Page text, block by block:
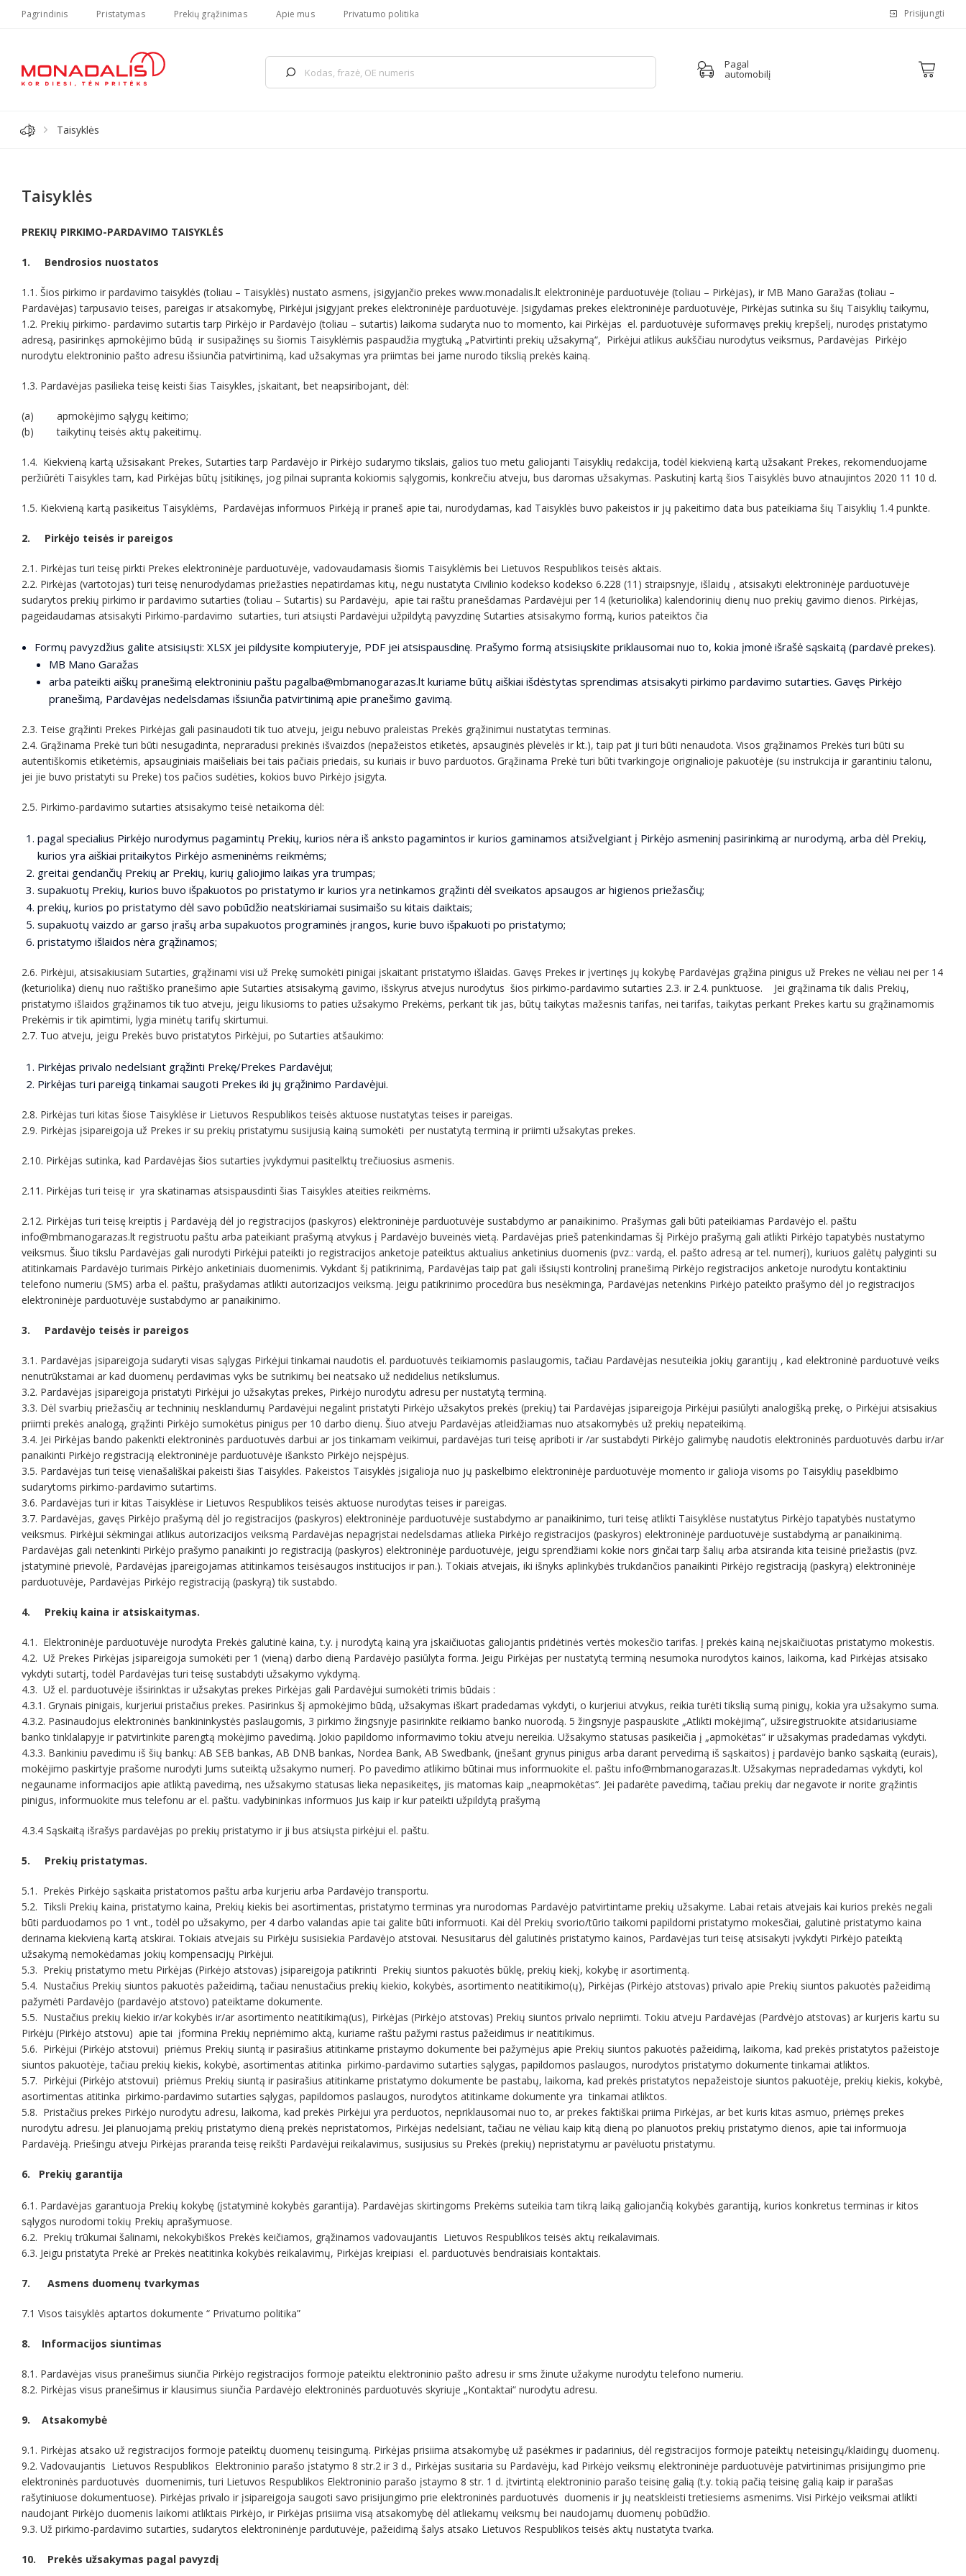
Pagrindinis Pristatymas Prekių grąžinimas Apie mus Privatumo politika Prisijungti
Pagal
automobilį
Taisyklės
Taisyklės
PREKIŲ PIRKIMO-PARDAVIMO TAISYKLĖS
1. Bendrosios nuostatos
1.1. Šios pirkimo ir pardavimo taisyklės (toliau – Taisyklės) nustato asmens, įsigyjančio prekes www.monadalis.lt elektroninėje parduotuvėje (toliau – Pirkėjas), ir MB Mano Garažas (toliau –
Pardavėjas) tarpusavio teises, pareigas ir atsakomybę, Pirkėjui įsigyjant prekes elektroninėje parduotuvėje. Įsigydamas prekes elektroninėje parduotuvėje, Pirkėjas sutinka su šių Taisyklių taikymu,
1.2. Prekių pirkimo- pardavimo sutartis tarp Pirkėjo ir Pardavėjo (toliau – sutartis) laikoma sudaryta nuo to momento, kai Pirkėjas el. parduotuvėje suformavęs prekių krepšelį, nurodęs pristatymo
adresą, pasirinkęs apmokėjimo būdą ir susipažinęs su šiomis Taisyklėmis paspaudžia mygtuką „Patvirtinti prekių užsakymą“, Pirkėjui atlikus aukščiau nurodytus veiksmus, Pardavėjas Pirkėjo
nurodytu elektroninio pašto adresu išsiunčia patvirtinimą, kad užsakymas yra priimtas bei jame nurodo tikslią prekės kainą.
1.3. Pardavėjas pasilieka teisę keisti šias Taisykles, įskaitant, bet neapsiribojant, dėl:
(a) apmokėjimo sąlygų keitimo;
(b) taikytinų teisės aktų pakeitimų.
1.4. Kiekvieną kartą užsisakant Prekes, Sutarties tarp Pardavėjo ir Pirkėjo sudarymo tikslais, galios tuo metu galiojanti Taisyklių redakcija, todėl kiekvieną kartą užsakant Prekes, rekomenduojame
peržiūrėti Taisykles tam, kad Pirkėjas būtų įsitikinęs, jog pilnai supranta kokiomis sąlygomis, konkrečiu atveju, bus daromas užsakymas. Paskutinį kartą šios Taisyklės buvo atnaujintos 2020 11 10 d.
1.5. Kiekvieną kartą pasikeitus Taisyklėms, Pardavėjas informuos Pirkėją ir praneš apie tai, nurodydamas, kad Taisyklės buvo pakeistos ir jų pakeitimo data bus pateikiama šių Taisyklių 1.4 punkte.
2. Pirkėjo teisės ir pareigos
2.1. Pirkėjas turi teisę pirkti Prekes elektroninėje parduotuvėje, vadovaudamasis šiomis Taisyklėmis bei Lietuvos Respublikos teisės aktais.
2.2. Pirkėjas (vartotojas) turi teisę nenurodydamas priežasties nepatirdamas kitų, negu nustatyta Civilinio kodekso kodekso 6.228 (11) straipsnyje, išlaidų , atsisakyti elektroninėje parduotuvėje
sudarytos prekių pirkimo ir pardavimo sutarties (toliau – Sutartis) su Pardavėju, apie tai raštu pranešdamas Pardavėjui per 14 (keturiolika) kalendorinių dienų nuo prekių gavimo dienos. Pirkėjas,
pageidaudamas atsisakyti Pirkimo-pardavimo sutarties, turi atsiųsti Pardavėjui užpildytą pavyzdinę Sutarties atsisakymo formą, kurios pateiktos čia
Formų pavyzdžius galite atsisiųsti: XLSX jei pildysite kompiuteryje, PDF jei atsispausdinę. Prašymo formą atsisiųskite priklausomai nuo to, kokia įmonė išrašė sąskaitą (pardavė prekes).
MB Mano Garažas
arba pateikti aiškų pranešimą elektroniniu paštu pagalba@mbmanogarazas.lt kuriame būtų aiškiai išdėstytas sprendimas atsisakyti pirkimo pardavimo sutarties. Gavęs Pirkėjo
pranešimą, Pardavėjas nedelsdamas išsiunčia patvirtinimą apie pranešimo gavimą.
2.3. Teise grąžinti Prekes Pirkėjas gali pasinaudoti tik tuo atveju, jeigu nebuvo praleistas Prekės grąžinimui nustatytas terminas.
2.4. Grąžinama Prekė turi būti nesugadinta, nepraradusi prekinės išvaizdos (nepažeistos etiketės, apsauginės plėvelės ir kt.), taip pat ji turi būti nenaudota. Visos grąžinamos Prekės turi būti su
autentiškomis etiketėmis, apsauginiais maišeliais bei tais pačiais priedais, su kuriais ir buvo parduotos. Grąžinama Prekė turi būti tvarkingoje originalioje pakuotėje (su instrukcija ir garantiniu talonu,
jei jie buvo pristatyti su Preke) tos pačios sudėties, kokios buvo Pirkėjo įsigyta.
2.5. Pirkimo-pardavimo sutarties atsisakymo teisė netaikoma dėl:
pagal specialius Pirkėjo nurodymus pagamintų Prekių, kurios nėra iš anksto pagamintos ir kurios gaminamos atsižvelgiant į Pirkėjo asmeninį pasirinkimą ar nurodymą, arba dėl Prekių,
kurios yra aiškiai pritaikytos Pirkėjo asmeninėms reikmėms;
greitai gendančių Prekių ar Prekių, kurių galiojimo laikas yra trumpas;
supakuotų Prekių, kurios buvo išpakuotos po pristatymo ir kurios yra netinkamos grąžinti dėl sveikatos apsaugos ar higienos priežasčių;
prekių, kurios po pristatymo dėl savo pobūdžio neatskiriamai susimaišo su kitais daiktais;
supakuotų vaizdo ar garso įrašų arba supakuotos programinės įrangos, kurie buvo išpakuoti po pristatymo;
pristatymo išlaidos nėra grąžinamos;
2.6. Pirkėjui, atsisakiusiam Sutarties, grąžinami visi už Prekę sumokėti pinigai įskaitant pristatymo išlaidas. Gavęs Prekes ir įvertinęs jų kokybę Pardavėjas grąžina pinigus už Prekes ne vėliau nei per 14
(keturiolika) dienų nuo raštiško pranešimo apie Sutarties atsisakymą gavimo, išskyrus atvejus nurodytus šios pirkimo-pardavimo sutarties 2.3. ir 2.4. punktuose. Jei grąžinama tik dalis Prekių,
pristatymo išlaidos grąžinamos tik tuo atveju, jeigu likusioms to paties užsakymo Prekėms, perkant tik jas, būtų taikytas mažesnis tarifas, nei tarifas, taikytas perkant Prekes kartu su grąžinamomis
Prekėmis ir tik apimtimi, lygia minėtų tarifų skirtumui.
2.7. Tuo atveju, jeigu Prekės buvo pristatytos Pirkėjui, po Sutarties atšaukimo:
Pirkėjas privalo nedelsiant grąžinti Prekę/Prekes Pardavėjui;
Pirkėjas turi pareigą tinkamai saugoti Prekes iki jų grąžinimo Pardavėjui.
2.8. Pirkėjas turi kitas šiose Taisyklėse ir Lietuvos Respublikos teisės aktuose nustatytas teises ir pareigas.
2.9. Pirkėjas įsipareigoja už Prekes ir su prekių pristatymu susijusią kainą sumokėti per nustatytą terminą ir priimti užsakytas prekes.
2.10. Pirkėjas sutinka, kad Pardavėjas šios sutarties įvykdymui pasitelktų trečiuosius asmenis.
2.11. Pirkėjas turi teisę ir yra skatinamas atsispausdinti šias Taisykles ateities reikmėms.
2.12. Pirkėjas turi teisę kreiptis į Pardavėją dėl jo registracijos (paskyros) elektroninėje parduotuvėje sustabdymo ar panaikinimo. Prašymas gali būti pateikiamas Pardavėjo el. paštu
info@mbmanogarazas.lt registruotu paštu arba pateikiant prašymą atvykus į Pardavėjo buveinės vietą. Pardavėjas prieš patenkindamas šį Pirkėjo prašymą gali atlikti Pirkėjo tapatybės nustatymo
veiksmus. Šiuo tikslu Pardavėjas gali nurodyti Pirkėjui pateikti jo registracijos anketoje pateiktus aktualius anketinius duomenis (pvz.: vardą, el. pašto adresą ar tel. numerį), kuriuos galėtų palyginti su
atitinkamais Pardavėjo turimais Pirkėjo anketiniais duomenimis. Vykdant šį patikrinimą, Pardavėjas taip pat gali išsiųsti kontrolinį pranešimą Pirkėjo registracijos anketoje nurodytu kontaktiniu
telefono numeriu (SMS) arba el. paštu, prašydamas atlikti autorizacijos veiksmą. Jeigu patikrinimo procedūra bus nesėkminga, Pardavėjas netenkins Pirkėjo pateikto prašymo dėl jo registracijos
elektroninėje parduotuvėje sustabdymo ar panaikinimo.
3. Pardavėjo teisės ir pareigos
3.1. Pardavėjas įsipareigoja sudaryti visas sąlygas Pirkėjui tinkamai naudotis el. parduotuvės teikiamomis paslaugomis, tačiau Pardavėjas nesuteikia jokių garantijų , kad elektroninė parduotuvė veiks
nenutrūkstamai ar kad duomenų perdavimas vyks be sutrikimų bei neatsako už nedidelius netikslumus.
3.2. Pardavėjas įsipareigoja pristatyti Pirkėjui jo užsakytas prekes, Pirkėjo nurodytu adresu per nustatytą terminą.
3.3. Dėl svarbių priežasčių ar techninių nesklandumų Pardavėjui negalint pristatyti Pirkėjo užsakytos prekės (prekių) tai Pardavėjas įsipareigoja Pirkėjui pasiūlyti analogišką prekę, o Pirkėjui atsisakius
priimti prekės analogą, grąžinti Pirkėjo sumokėtus pinigus per 10 darbo dienų. Šiuo atveju Pardavėjas atleidžiamas nuo atsakomybės už prekių nepateikimą.
3.4. Jei Pirkėjas bando pakenkti elektroninės parduotuvės darbui ar jos tinkamam veikimui, pardavėjas turi teisę apriboti ir /ar sustabdyti Pirkėjo galimybę naudotis elektroninės parduotuvės darbu ir/ar
panaikinti Pirkėjo registraciją elektroninėje parduotuvėje išanksto Pirkėjo neįspėjus.
3.5. Pardavėjas turi teisę vienašališkai pakeisti šias Taisykles. Pakeistos Taisyklės įsigalioja nuo jų paskelbimo elektroninėje parduotuvėje momento ir galioja visoms po Taisyklių paseklbimo
sudarytoms pirkimo-pardavimo sutartims.
3.6. Pardavėjas turi ir kitas Taisyklėse ir Lietuvos Respublikos teisės aktuose nurodytas teises ir pareigas.
3.7. Pardavėjas, gavęs Pirkėjo prašymą dėl jo registracijos (paskyros) elektroninėje parduotuvėje sustabdymo ar panaikinimo, turi teisę atlikti Taisyklėse nustatytus Pirkėjo tapatybės nustatymo
veiksmus. Pirkėjui sėkmingai atlikus autorizacijos veiksmą Pardavėjas nepagrįstai nedelsdamas atlieka Pirkėjo registracijos (paskyros) elektroninėje parduotuvėje sustabdymą ar panaikinimą.
Pardavėjas gali netenkinti Pirkėjo prašymo panaikinti jo registraciją (paskyros) elektroninėje parduotuvėje, jeigu sprendžiami kokie nors ginčai tarp šalių arba atsiranda kita teisinė priežastis (pvz.
įstatyminė prievolė, Pardavėjas įpareigojamas atitinkamos teisėsaugos institucijos ir pan.). Tokiais atvejais, iki išnyks aplinkybės trukdančios panaikinti Pirkėjo registraciją (paskyrą) elektroninėje
parduotuvėje, Pardavėjas Pirkėjo registraciją (paskyrą) tik sustabdo.
4. Prekių kaina ir atsiskaitymas.
4.1. Elektroninėje parduotuvėje nurodyta Prekės galutinė kaina, t.y. į nurodytą kainą yra įskaičiuotas galiojantis pridėtinės vertės mokesčio tarifas. Į prekės kainą neįskaičiuotas pristatymo mokestis.
4.2. Už Prekes Pirkėjas įsipareigoja sumokėti per 1 (vieną) darbo dieną Pardavėjo pasiūlyta forma. Jeigu Pirkėjas per nustatytą terminą nesumoka nurodytos kainos, laikoma, kad Pirkėjas atsisako
vykdyti sutartį, todėl Pardavėjas turi teisę sustabdyti užsakymo vykdymą.
4.3. Už el. parduotuvėje išsirinktas ir užsakytas prekes Pirkėjas gali Pardavėjui sumokėti trimis būdais :
4.3.1. Grynais pinigais, kurjeriui pristačius prekes. Pasirinkus šį apmokėjimo būdą, užsakymas iškart pradedamas vykdyti, o kurjeriui atvykus, reikia turėti tikslią sumą pinigų, kokia yra užsakymo suma.
4.3.2. Pasinaudojus elektroninės bankininkystės paslaugomis, 3 pirkimo žingsnyje pasirinkite reikiamo banko nuorodą. 5 žingsnyje paspauskite „Atlikti mokėjimą“, užsiregistruokite atsidariusiame
banko tinklalapyje ir patvirtinkite parengtą mokėjimo pavedimą. Jokio papildomo informavimo tokiu atveju nereikia. Užsakymo statusas pasikeičia į „apmokėtas“ ir užsakymas pradedamas vykdyti.
4.3.3. Bankiniu pavedimu iš šių bankų: AB SEB bankas, AB DNB bankas, Nordea Bank, AB Swedbank, (įnešant grynus pinigus arba darant pervedimą iš sąskaitos) į pardavėjo banko sąskaitą (eurais),
mokėjimo paskirtyje prašome nurodyti Jums suteiktą užsakymo numerį. Po pavedimo atlikimo būtinai mus informuokite el. paštu info@mbmanogarazas.lt. Užsakymas nepradedamas vykdyti, kol
negauname informacijos apie atliktą pavedimą, nes užsakymo statusas lieka nepasikeitęs, jis matomas kaip „neapmokėtas“. Jei padarėte pavedimą, tačiau prekių dar negavote ir norite grąžintis
pinigus, informuokite mus telefonu ar el. paštu. vadybininkas informuos Jus kaip ir kur pateikti užpildytą prašymą
4.3.4 Sąskaitą išrašys pardavėjas po prekių pristatymo ir ji bus atsiųsta pirkėjui el. paštu.
5. Prekių pristatymas.
5.1. Prekės Pirkėjo sąskaita pristatomos paštu arba kurjeriu arba Pardavėjo transportu.
5.2. Tiksli Prekių kaina, pristatymo kaina, Prekių kiekis bei asortimentas, pristatymo terminas yra nurodomas Pardavėjo patvirtintame prekių užsakyme. Labai retais atvejais kai kurios prekės negali
būti parduodamos po 1 vnt., todėl po užsakymo, per 4 darbo valandas apie tai galite būti informuoti. Kai dėl Prekių svorio/tūrio taikomi papildomi pristatymo mokesčiai, galutinė pristatymo kaina
derinama kiekvieną kartą atskirai. Tokiais atvejais su Pirkėju susisiekia Pardavėjo atstovai. Nesusitarus dėl galutinės pristatymo kainos, Pardavėjas turi teisę atsisakyti įvykdyti Pirkėjo pateiktą
užsakymą nemokėdamas jokių kompensacijų Pirkėjui.
5.3. Prekių pristatymo metu Pirkėjas (Pirkėjo atstovas) įsipareigoja patikrinti Prekių siuntos pakuotės būklę, prekių kiekį, kokybę ir asortimentą.
5.4. Nustačius Prekių siuntos pakuotės pažeidimą, tačiau nenustačius prekių kiekio, kokybės, asortimento neatitikimo(ų), Pirkėjas (Pirkėjo atstovas) privalo apie Prekių siuntos pakuotės pažeidimą
pažymėti Pardavėjo (pardavėjo atstovo) pateiktame dokumente.
5.5. Nustačius prekių kiekio ir/ar kokybės ir/ar asortimento neatitikimą(us), Pirkėjas (Pirkėjo atstovas) Prekių siuntos privalo nepriimti. Tokiu atveju Pardavėjas (Pardvėjo atstovas) ar kurjeris kartu su
Pirkėju (Pirkėjo atstovu) apie tai įformina Prekių nepriėmimo aktą, kuriame raštu pažymi rastus pažeidimus ir neatitikimus.
5.6. Pirkėjui (Pirkėjo atstovui) priėmus Prekių siuntą ir pasirašius atitinkame pristaymo dokumente bei pažymėjus apie Prekių siuntos pakuotės pažeidimą, laikoma, kad prekės pristatytos pažeistoje
siuntos pakuotėje, tačiau prekių kiekis, kokybė, asortimentas atitinka pirkimo-pardavimo sutarties sąlygas, papildomos paslaugos, nurodytos pristatymo dokumente tinkamai atliktos.
5.7. Pirkėjui (Pirkėjo atstovui) priėmus Prekių siuntą ir pasirašius atitinkame pristatymo dokumente be pastabų, laikoma, kad prekės pristatytos nepažeistoje siuntos pakuotėje, prekių kiekis, kokybė,
asortimentas atitinka pirkimo-pardavimo sutarties sąlygas, papildomos paslaugos, nurodytos atitinkame dokumente yra tinkamai atliktos.
5.8. Pristačius prekes Pirkėjo nurodytu adresu, laikoma, kad prekės Pirkėjui yra perduotos, nepriklausomai nuo to, ar prekes faktiškai priima Pirkėjas, ar bet kuris kitas asmuo, priėmęs prekes
nurodytu adresu. Jei planuojamą prekių pristatymo dieną prekės nepristatomos, Pirkėjas nedelsiant, tačiau ne vėliau kaip kitą dieną po planuotos prekių pristatymo dienos, apie tai informuoja
Pardavėją. Priešingu atveju Pirkėjas praranda teisę reikšti Pardavėjui reikalavimus, susijusius su Prekės (prekių) nepristatymu ar pavėluotu pristatymu.
6. Prekių garantija
6.1. Pardavėjas garantuoja Prekių kokybę (įstatyminė kokybės garantija). Pardavėjas skirtingoms Prekėms suteikia tam tikrą laiką galiojančią kokybės garantiją, kurios konkretus terminas ir kitos
sąlygos nurodomi tokių Prekių aprašymuose.
6.2. Prekių trūkumai šalinami, nekokybiškos Prekės keičiamos, grąžinamos vadovaujantis Lietuvos Respublikos teisės aktų reikalavimais.
6.3. Jeigu pristatyta Prekė ar Prekės neatitinka kokybės reikalavimų, Pirkėjas kreipiasi el. parduotuvės bendraisiais kontaktais.
7. Asmens duomenų tvarkymas
7.1 Visos taisyklės aptartos dokumente “ Privatumo politika”
8. Informacijos siuntimas
8.1. Pardavėjas visus pranešimus siunčia Pirkėjo registracijos formoje pateiktu elektroninio pašto adresu ir sms žinute užakyme nurodytu telefono numeriu.
8.2. Pirkėjas visus pranešimus ir klausimus siunčia Pardavėjo elektroninės parduotuvės skyriuje „Kontaktai“ nurodytu adresu.
9. Atsakomybė
9.1. Pirkėjas atsako už registracijos formoje pateiktų duomenų teisingumą. Pirkėjas prisiima atsakomybę už pasėkmes ir padarinius, dėl registracijos formoje pateiktų neteisingų/klaidingų duomenų.
9.2. Vadovaujantis Lietuvos Respublikos Elektroninio parašo įstatymo 8 str.2 ir 3 d., Pirkėjas susitaria su Pardavėju, kad Pirkėjo veiksmų elektroninėje parduotuvėje patvirtinimas prisijungimo prie
elektroninės parduotuvės duomenimis, turi Lietuvos Respublikos Elektroninio parašo įstaymo 8 str. 1 d. įtvirtintą elektroninio parašo teisinę galią (t.y. tokią pačią teisinę galią kaip ir parašas
rašytiniuose dokumentuose). Pirkėjas privalo ir įsipareigoja saugoti savo prisijungimo prie elektroninės parduotuvės duomenis ir jų neatskleisti tretiesiems asmenims. Visi Pirkėjo veiksmai atlikti
naudojant Pirkėjo duomenis laikomi atliktais Pirkėjo, ir Pirkėjas prisiima visą atsakomybę dėl atliekamų veiksmų bei naudojamų duomenų pobūdžio.
9.3. Už pirkimo-pardavimo sutarties, sudarytos elektroninėnje pardutuvėje, pažeidimą šalys atsako Lietuvos Respublikos teisės aktų nustatyta tvarka.
10. Prekės užsakymas pagal pavyzdį